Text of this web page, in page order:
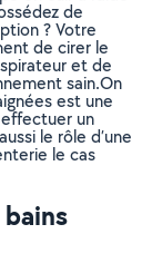
de
? Votre
de cirer le
et de
sain.On
est une
effectuer un
le rôle d’une
le cas